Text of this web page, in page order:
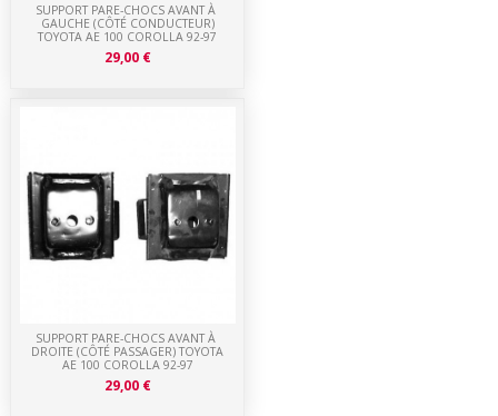
SUPPORT PARE-CHOCS AVANT À
DROITE (CÔTÉ PASSAGER) TOYOTA
AE 100 COROLLA 92-97
29,00 €
SUPPORT PARE-CHOCS AVANT À
GAUCHE (CÔTÉ CONDUCTEUR)
TOYOTA AE 100 COROLLA 92-97
29,00 €